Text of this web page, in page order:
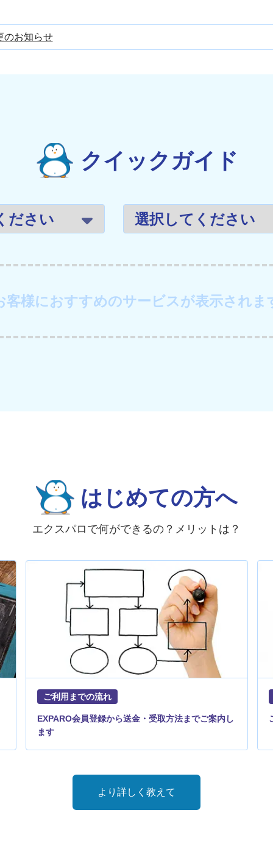
のお知らせ
クイックガイド
客様におすすめのサービスが表示されま
はじめての方へ
エクスパロで何ができるの？メリットは？
ご利用までの流れ
EXPARO会員登録から送金・受取方法までご案内し
ます
より詳しく教えて